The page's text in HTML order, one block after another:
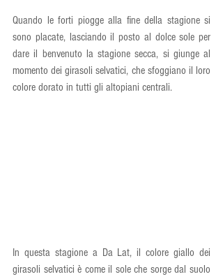
Quando le forti piogge alla fine della stagione si
sono placate, lasciando il posto al dolce sole per
dare il benvenuto la stagione secca, si giunge al
momento dei girasoli selvatici, che sfoggiano il loro
colore dorato in tutti gli altopiani centrali.
In questa stagione a Da Lat, il colore giallo dei
girasoli selvatici è come il sole che sorge dal suolo